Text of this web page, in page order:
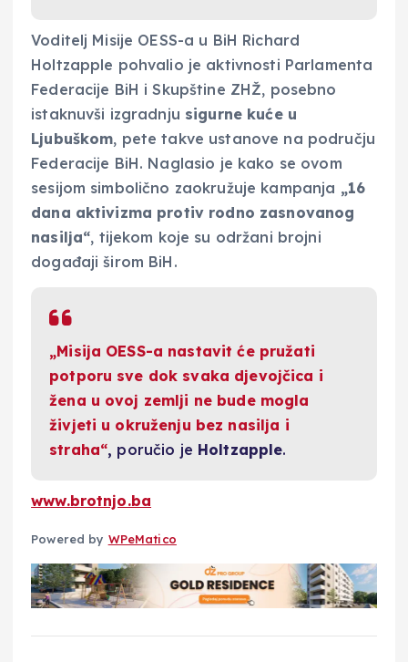
Voditelj Misije OESS-a u BiH Richard
Holtzapple pohvalio je aktivnosti Parlamenta
Federacije BiH i Skupštine ZHŽ, posebno
istaknuvši izgradnju sigurne kuće u
Ljubuškom, pete takve ustanove na području
Federacije BiH. Naglasio je kako se ovom
sesijom simbolično zaokružuje kampanja „16
dana aktivizma protiv rodno zasnovanog
nasilja“, tijekom koje su održani brojni
događaji širom BiH.
„Misija OESS-a nastavit će pružati
potporu sve dok svaka djevojčica i
žena u ovoj zemlji ne bude mogla
živjeti u okruženju bez nasilja i
straha“, poručio je Holtzapple.
www.brotnjo.ba
Powered by WPeMatico